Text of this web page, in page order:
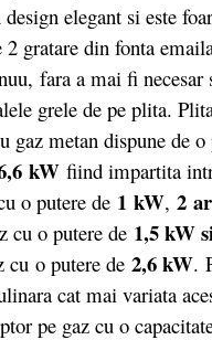
elegant si este
2 gratare din fonta
fara a mai fi necesar
grele de pe plita.
gaz metan dispune de o
kW fiind impartita
o putere de 1 kW, 2
cu o putere de 1,5 kW
cu o putere de 2,6 kW.
cat mai variata
pe gaz cu o